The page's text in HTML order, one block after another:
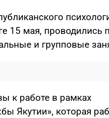
15 мая, проводились
и групповые
к работе в рамках
Якутии», которая